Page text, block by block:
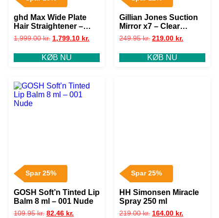
ghd Max Wide Plate
Hair Straightener –
Black
1,999.00kr. 1,799.10 kr.
KØB NU
Gillian Jones Suction
Mirror x7 – Clear
10205×7
249.95kr. 219.00 kr.
KØB NU
Spar 25%
GOSH Soft’n Tinted Lip
Balm 8 ml – 001 Nude
109.95kr. 82.46 kr.
Spar 25%
HH Simonsen Miracle
Spray 250 ml
219.00kr. 164.00 kr.